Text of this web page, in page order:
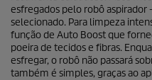
u
n
d
o
s
esfregados pelo robô
selecionado. Para limpeza
função de Auto Boost que
poeira de tecidos e fibras.
esfregar, o robô não passará
também é simples, graças ao